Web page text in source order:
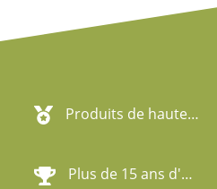
Produits de haute qualité
Plus de 15 ans d'expérience